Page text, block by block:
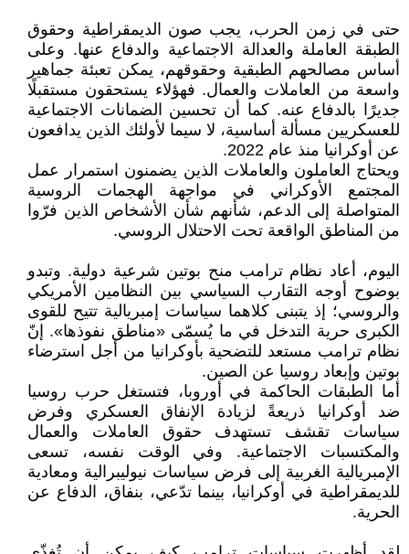
حتى في زمن الحرب، يجب صون الديمقراطية وحقوق
الطبقة العاملة والعدالة الاجتماعية والدفاع عنها. وعلى
أساس مصالحهم الطبقية وحقوقهم، يمكن تعبئة جماهير
واسعة من العاملات والعمال. فهؤلاء يستحقون مستقبلًا
جديرًا بالدفاع عنه. كما أن تحسين الضمانات الاجتماعية
للعسكريين مسألة أساسية، لا سيما لأولئك الذين يدافعون
عن أوكرانيا منذ عام 2022.
ويحتاج العاملون والعاملات الذين يضمنون استمرار عمل
المجتمع الأوكراني في مواجهة الهجمات الروسية
المتواصلة إلى الدعم، شأنهم شأن الأشخاص الذين فرّوا
من المناطق الواقعة تحت الاحتلال الروسي.
اليوم، أعاد نظام ترامب منح بوتين شرعية دولية. وتبدو
بوضوح أوجه التقارب السياسي بين النظامين الأمريكي
والروسي؛ إذ يتبنى كلاهما سياسات إمبريالية تتيح للقوى
الكبرى حرية التدخل في ما يُسمّى «مناطق نفوذها». إنّ
نظام ترامب مستعد للتضحية بأوكرانيا من أجل استرضاء
بوتين وإبعاد روسيا عن الصين.
أما الطبقات الحاكمة في أوروبا، فتستغل حرب روسيا
ضد أوكرانيا ذريعةً لزيادة الإنفاق العسكري وفرض
سياسات تقشف تستهدف حقوق العاملات والعمال
والمكتسبات الاجتماعية. وفي الوقت نفسه، تسعى
الإمبريالية الغربية إلى فرض سياسات نيوليبرالية ومعادية
للديمقراطية في أوكرانيا، بينما تدّعي، بنفاق، الدفاع عن
الحرية.